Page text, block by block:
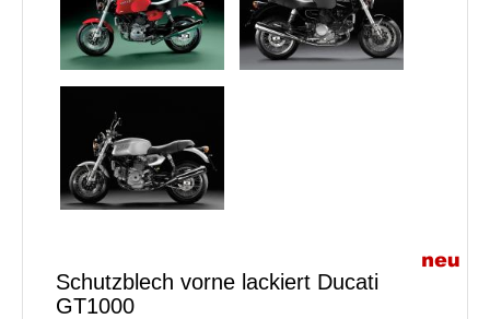
Schutzblech vorne lackiert Ducati
GT1000